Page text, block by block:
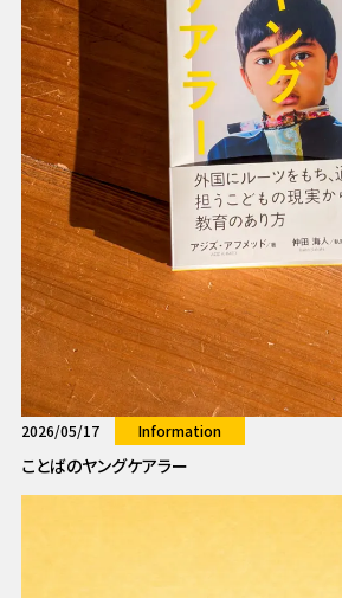
2026/05/17 Information
ことばのヤングケアラー